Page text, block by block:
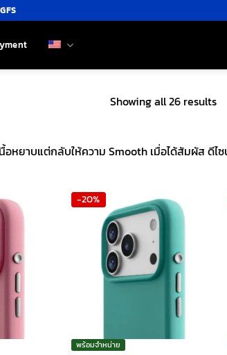
Showing all 26 results
หยาบแต่กลับให้ความ Smooth เมื่อได้สัมผัส ดีไ
-20%
พร้อมจำหน่าย